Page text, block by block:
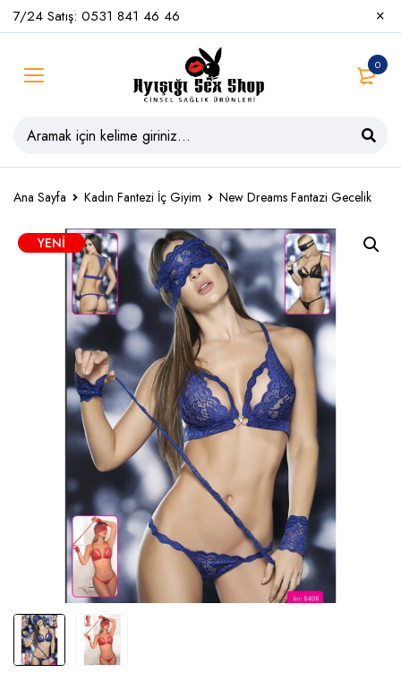
7/24 Satış: 0531 841 46 46
0
Ana Sayfa Kadın Fantezi İç Giyim New Dreams Fantazi Gecelik
YENI